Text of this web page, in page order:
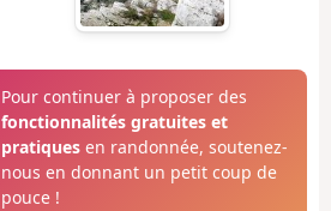
Pour continuer à proposer des
fonctionnalités gratuites et
pratiquesen randonnée, soutenez-
nous en donnant un petit coup de
pouce !